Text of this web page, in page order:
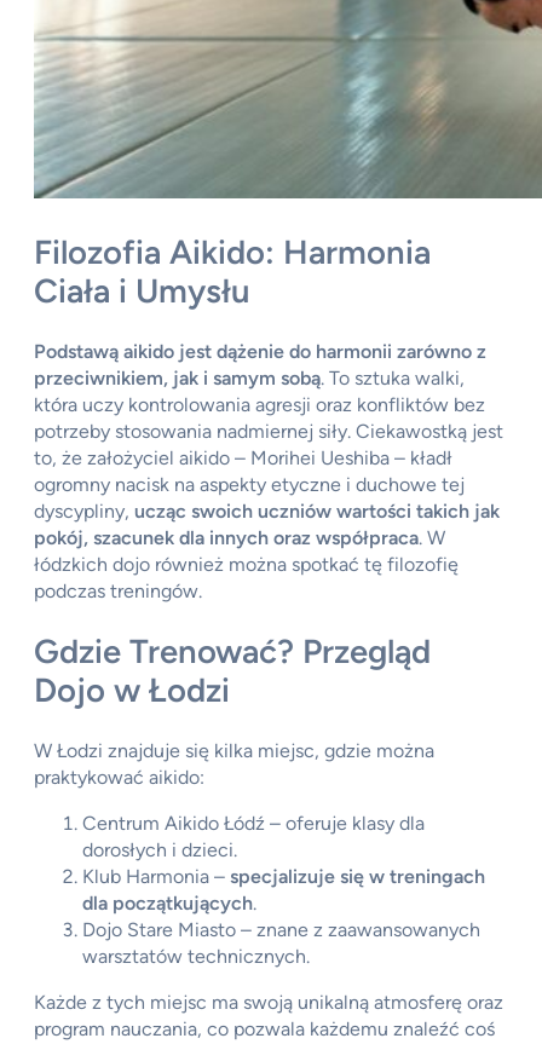
Filozofia Aikido: Harmonia
Ciała i Umysłu
Podstawą aikido jest dążenie do harmonii zarówno z
przeciwnikiem, jak i samym sobą. To sztuka walki,
która uczy kontrolowania agresji oraz konfliktów bez
potrzeby stosowania nadmiernej siły. Ciekawostką jest
to, że założyciel aikido – Morihei Ueshiba – kładł
ogromny nacisk na aspekty etyczne i duchowe tej
dyscypliny, ucząc swoich uczniów wartości takich jak
pokój, szacunek dla innych oraz współpraca. W
łódzkich dojo również można spotkać tę filozofię
podczas treningów.
Gdzie Trenować? Przegląd
Dojo w Łodzi
W Łodzi znajduje się kilka miejsc, gdzie można
praktykować aikido:
Centrum Aikido Łódź – oferuje klasy dla
dorosłych i dzieci.
Klub Harmonia – specjalizuje się w treningach
dla początkujących.
Dojo Stare Miasto – znane z zaawansowanych
warsztatów technicznych.
Każde z tych miejsc ma swoją unikalną atmosferę oraz
program nauczania, co pozwala każdemu znaleźć coś